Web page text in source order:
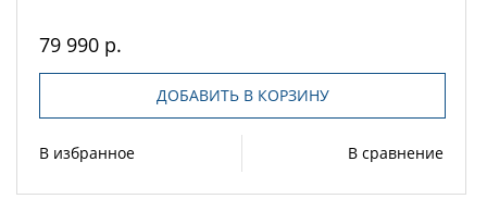
79 990 р.
ДОБАВИТЬ В КОРЗИНУ
В избранное В сравнение